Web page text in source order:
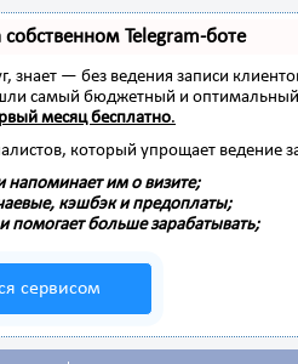
Telegram-боте
знает — без ведения записи
самый бюджетный и
месяц бесплатно.
который упрощает ведение
напоминает им о визите;
кэшбэк и предоплаты;
помогает больше зарабатывать;
сервисом